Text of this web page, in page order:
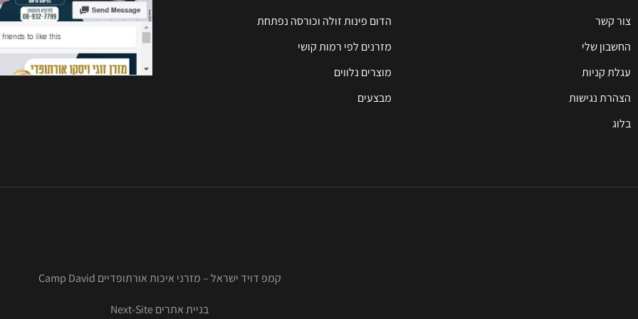
צור קשר
החשבון שלי
עגלת קניות
הצהרת נגישות
בלוג
הדום פינות זולה וכורסה נפתחת
מזרנים לפי רמות קושי
מוצרים נלווים
מבצעים
קמפ דויד ישראל – מזרני איכות אורתופדיים Camp David
בניית אתרים Next-Site